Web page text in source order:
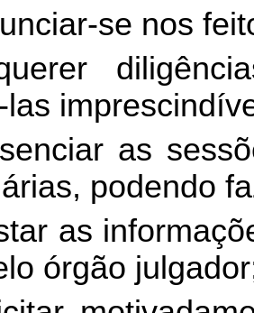
se nos
as
podendo
as
órgão